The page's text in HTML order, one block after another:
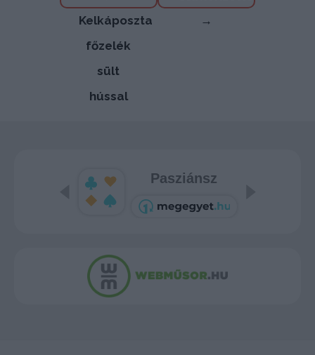
navigáció
Kelkáposzta
főzelék
sült
hússal
→
Pasziánsz